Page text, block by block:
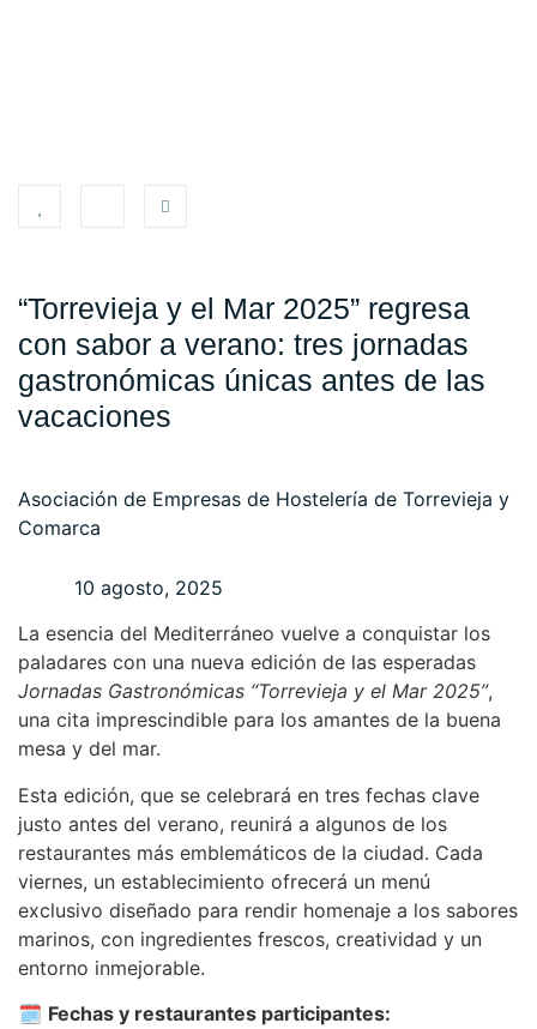
“Torrevieja y el Mar 2025” regresa
con sabor a verano: tres jornadas
gastronómicas únicas antes de las
vacaciones
Asociación de Empresas de Hostelería de Torrevieja y
Comarca
10 agosto, 2025
La esencia del Mediterráneo vuelve a conquistar los
paladares con una nueva edición de las esperadas
Jornadas Gastronómicas “Torrevieja y el Mar 2025”,
una cita imprescindible para los amantes de la buena
mesa y del mar.
Esta edición, que se celebrará en tres fechas clave
justo antes del verano, reunirá a algunos de los
restaurantes más emblemáticos de la ciudad. Cada
viernes, un establecimiento ofrecerá un menú
exclusivo diseñado para rendir homenaje a los sabores
marinos, con ingredientes frescos, creatividad y un
entorno inmejorable.
🗓️ Fechas y restaurantes participantes: